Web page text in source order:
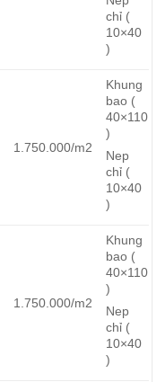
chỉ (
10×40
)
1.750.000/m2
Khung
bao (
40×110
)
Nep
chỉ (
10×40
)
1.750.000/m2
Khung
bao (
40×110
)
Nep
chỉ (
10×40
)